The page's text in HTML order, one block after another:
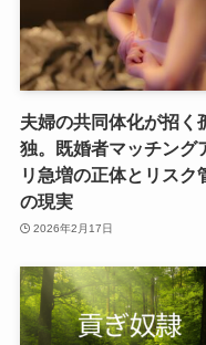
夫婦の共同体化が招く
独。既婚者マッチング
リ急増の正体とリスク
の現実
2026年2月17日